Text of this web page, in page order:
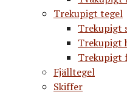
Trekupigt tegel
Trekupigt
Trekupigt
Trekupigt
Fjälltegel
Skiffer